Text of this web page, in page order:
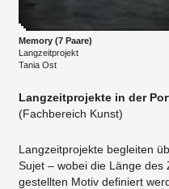
Memory (7 Paare)
Langzeitprojekt
Tania Ost
Langzeitprojekte in der
(Fachbereich Kunst)
Langzeitprojekte begleiten
Sujet – wobei die Länge des
gestellten Motiv definiert